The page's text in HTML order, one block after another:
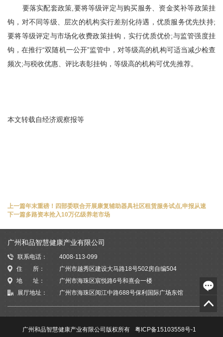
要落实配套政策,要将等级评定与购买服务、资金奖补等政策挂
钩，对不同等级、层次的机构实行差别化待遇，优质服务优先扶持;
要将等级评定与市场化收费政策挂钩，实行优质优价;与监管强度挂
钩，在推行“双随机一公开”监管中，对等级高的机构可适当减少检查
频次;与税收优惠、评比表彰挂钩，等级高的机构可优先推荐。
本文转载自经济观察报等
上一篇年末重磅！四部委联合开展康复辅助器具社区租赁服务试点,申报从速
下一篇多路资本抢入10万亿级养老市场
广州和品智慧健康产业有限公司
联系电话：
4008-113-099
住 所：
广州市越秀区建设大马路18号502房自编504
地 址：
广州市海珠区宸悦路6号和熹会一楼
展厅地址：
广州市海珠区阅江中路688号保利国际广场东馆
广州和品智慧健康产业有限公司版权所有 粤ICP备15103558号-1